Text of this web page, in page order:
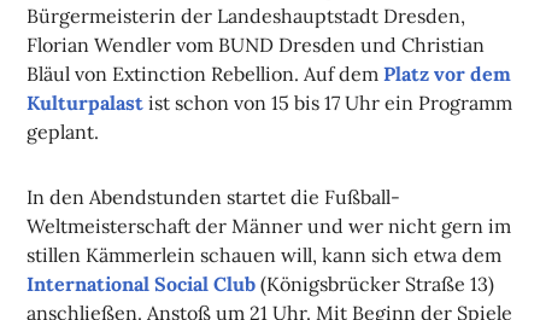
Bürgermeisterin der Landeshauptstadt Dresden,
Florian Wendler vom BUND Dresden und Christian
Bläul von Extinction Rebellion. Auf demPlatz vor dem
Kulturpalast ist schon von 15 bis 17 Uhr ein Programm
geplant.
In den Abendstunden startet die Fußball-
Weltmeisterschaft der Männer und wer nicht gern im
stillen Kämmerlein schauen will, kann sich etwa dem
International Social Club (Königsbrücker Straße 13)
anschließen. Anstoß um 21 Uhr. Mit Beginn der Spiele